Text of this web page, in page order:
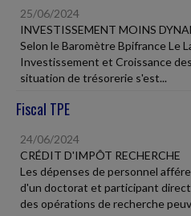
25/06/2024
INVESTISSEMENT MOINS
Selon le Baromètre Bpifrance Le
Investissement et Croissance
situation de trésorerie s'est...
Fiscal TPE
24/06/2024
CRÉDIT D'IMPÔT RECHERCHE
Les dépenses de personnel
d'un doctorat et participant
des opérations de recherche